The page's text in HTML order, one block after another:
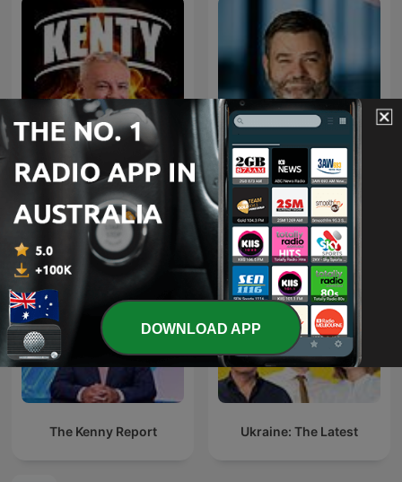
Kenty - Paul Kent NRL
Podcast
Paul Murray Live
The Kenny Report Ukraine: The Latest
DOWNLOAD APP